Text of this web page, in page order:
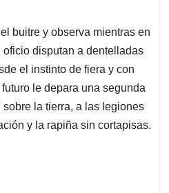
buitre y observa mientras en
oficio disputan a dentelladas
el instinto de fiera y con
le depara una segunda
la tierra, a las legiones
y la rapiña sin cortapisas.